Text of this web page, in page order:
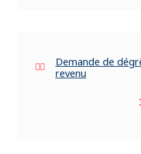
Demande de
revenu